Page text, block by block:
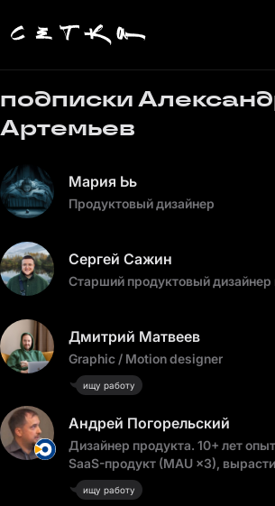
подписки
Артемьев
Мария Ьь
Продуктовый дизайнер
Сергей Сажин
Старший продуктовый
Дмитрий Матвеев
Graphic / Motion designer
ищу работу
Андрей Погорельский
Дизайнер продукта. 10+ лет
SaaS-продукт (MAU ×3),
выручку на 20%
ищу работу